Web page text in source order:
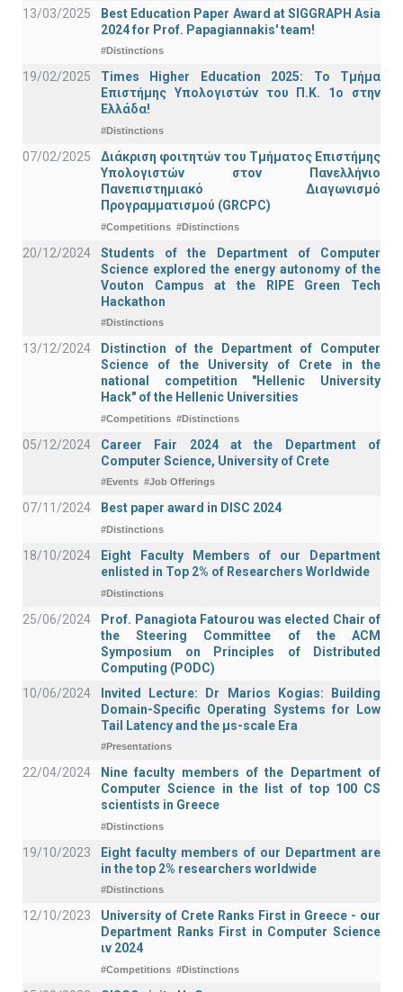
13/03/2025
Best Education Paper Award at SIGGRAPH Asia
2024 for Prof. Papagiannakis' team!
#Distinctions
19/02/2025
Times Higher Education 2025: Το Τμήμα
Επιστήμης Υπολογιστών του Π.Κ. 1ο στην
Ελλάδα!
#Distinctions
07/02/2025
Διάκριση φοιτητών του Τμήματος Επιστήμης
Υπολογιστών στον Πανελλήνιο
Πανεπιστημιακό Διαγωνισμό
Προγραμματισμού (GRCPC)
#Competitions #Distinctions
20/12/2024
Students of the Department of Computer
Science explored the energy autonomy of the
Vouton Campus at the RIPE Green Tech
Hackathon
#Distinctions
13/12/2024
Distinction of the Department of Computer
Science of the University of Crete in the
national competition "Hellenic University
Hack" of the Hellenic Universities
#Competitions #Distinctions
05/12/2024
Career Fair 2024 at the Department of
Computer Science, University of Crete
#Events #Job Offerings
07/11/2024 Best paper award in DISC 2024
#Distinctions
18/10/2024
Eight Faculty Members of our Department
enlisted in Top 2% of Researchers Worldwide
#Distinctions
25/06/2024
Prof. Panagiota Fatourou was elected Chair of
the Steering Committee of the ACM
Symposium on Principles of Distributed
Computing (PODC)
10/06/2024
Invited Lecture: Dr Marios Kogias: Building
Domain-Specific Operating Systems for Low
Tail Latency and the μs-scale Era
#Presentations
22/04/2024
Nine faculty members of the Department of
Computer Science in the list of top 100 CS
scientists in Greece
#Distinctions
19/10/2023
Eight faculty members of our Department are
in the top 2% researchers worldwide
#Distinctions
12/10/2023
University of Crete Ranks First in Greece - our
Department Ranks First in Computer Science
ιν 2024
#Competitions #Distinctions